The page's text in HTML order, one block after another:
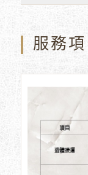
服務